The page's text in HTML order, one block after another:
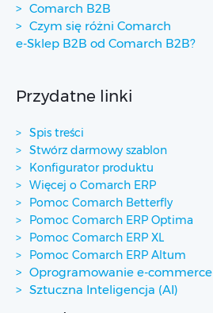
Comarch B2B
Czym się różni Comarch
e-Sklep B2B od Comarch B2B?
Przydatne linki
Spis treści
Stwórz darmowy szablon
Konfigurator produktu
Więcej o Comarch ERP
Pomoc Comarch Betterfly
Pomoc Comarch ERP Optima
Pomoc Comarch ERP XL
Pomoc Comarch ERP Altum
Oprogramowanie e-commerce
Sztuczna Inteligencja (AI)